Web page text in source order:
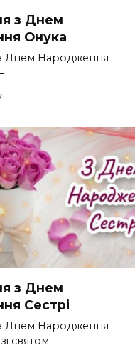
з Днем
Онука
Днем Народження
з Днем
Сестрі
Днем Народження
святом